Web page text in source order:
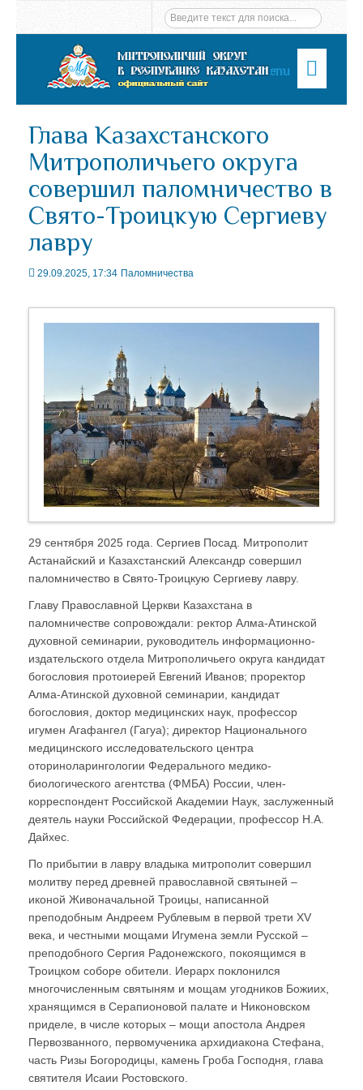
Menu
Глава Казахстанского
Митрополичьего округа
совершил паломничество в
Свято-Троицкую Сергиеву
лавру
29.09.2025, 17:34 Паломничества
29 сентября 2025 года. Сергиев Посад. Митрополит
Астанайский и Казахстанский Александр совершил
паломничество в Свято-Троицкую Сергиеву лавру.
Главу Православной Церкви Казахстана в
паломничестве сопровождали: ректор Алма-Атинской
духовной семинарии, руководитель информационно-
издательского отдела Митрополичьего округа кандидат
богословия протоиерей Евгений Иванов; проректор
Алма-Атинской духовной семинарии, кандидат
богословия, доктор медицинских наук, профессор
игумен Агафангел (Гагуа); директор Национального
медицинского исследовательского центра
оториноларингологии Федерального медико-
биологического агентства (ФМБА) России, член-
корреспондент Российской Академии Наук, заслуженный
деятель науки Российской Федерации, профессор Н.А.
Дайхес.
По прибытии в лавру владыка митрополит совершил
молитву перед древней православной святыней –
иконой Живоначальной Троицы, написанной
преподобным Андреем Рублевым в первой трети XV
века, и честными мощами Игумена земли Русской –
преподобного Сергия Радонежского, покоящимся в
Троицком соборе обители. Иерарх поклонился
многочисленным святыням и мощам угодников Божиих,
хранящимся в Серапионовой палате и Никоновском
приделе, в числе которых – мощи апостола Андрея
Первозванного, первомученика архидиакона Стефана,
часть Ризы Богородицы, камень Гроба Господня, глава
святителя Исаии Ростовского.